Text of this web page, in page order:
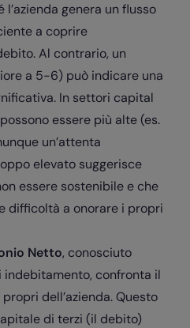
genera un flusso
a coprire
Al contrario, un
a 5-6) può indicare una
In settori capital
essere più alte (es.
un’attenta
elevato suggerisce
essere sostenibile e che
difficoltà a onorare i propri
Netto, conosciuto
confronta il
dell’azienda. Questo
di terzi (il debito)